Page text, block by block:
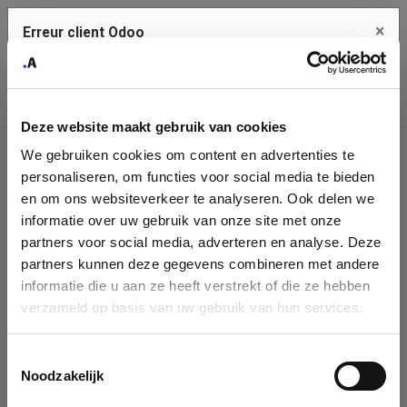
Deze website maakt gebruik van cookies
We gebruiken cookies om content en advertenties te
personaliseren, om functies voor social media te bieden
en om ons websiteverkeer te analyseren. Ook delen we
informatie over uw gebruik van onze site met onze
partners voor social media, adverteren en analyse. Deze
partners kunnen deze gegevens combineren met andere
informatie die u aan ze heeft verstrekt of die ze hebben
verzameld op basis van uw gebruik van hun services.
Noodzakelijk
Identification
de
l'entreprise
Please fill in your company details
form. If you don't find your company in our database, you can create
a new company record with the button below.
Erreur client Odoo ×
Une erreur s'est produite
Utilisez le bouton Copier pour reporter cette erreur à votre
service de support.
Voir les détails
Ok